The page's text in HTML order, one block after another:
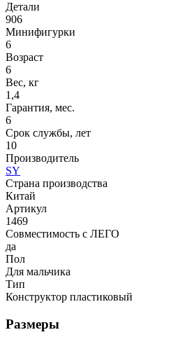
Детали
906
Минифигурки
6
Возраст
6
Вес, кг
1,4
Гарантия, мес.
6
Срок службы, лет
10
Производитель
SY
Страна производства
Китай
Артикул
1469
Совместимость с ЛЕГО
да
Пол
Для мальчика
Тип
Конструктор пластиковый
Размеры